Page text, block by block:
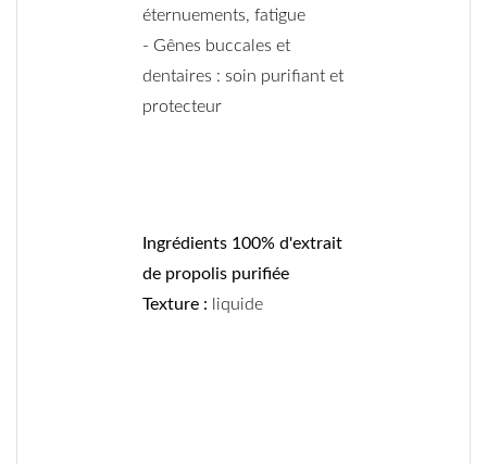
éternuements, fatigue
- Gênes buccales et
dentaires : soin purifiant et
protecteur
Ingrédients 100% d'extrait
de propolis purifiée
Texture : liquide